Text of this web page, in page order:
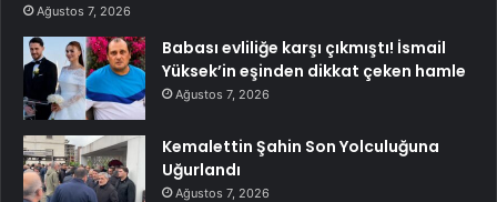
Ağustos 7, 2026
Babası evliliğe karşı çıkmıştı! İsmail
Yüksek’in eşinden dikkat çeken hamle
Ağustos 7, 2026
Kemalettin Şahin Son Yolculuğuna
Uğurlandı
Ağustos 7, 2026